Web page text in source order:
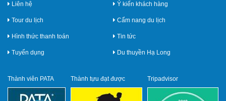
Liên hệ
Tour du lịch
Hình thức thanh toán
Tuyển dụng
Ý kiến khách hàng
Cẩm nang du lịch
Tin tức
Du thuyền Hạ Long
Thành viên PATA Thành tựu đạt được Tripadvisor